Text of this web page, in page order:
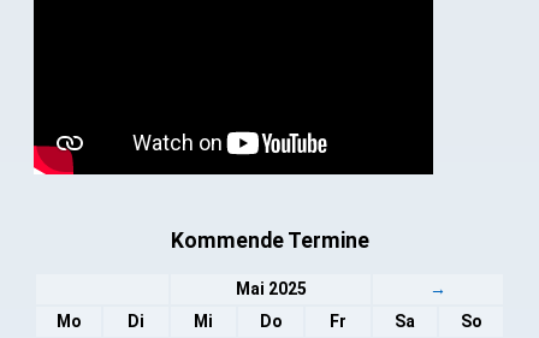
Kommende Termine
Mai 2025
→
Mo
Di Mi Do Fr Sa
So